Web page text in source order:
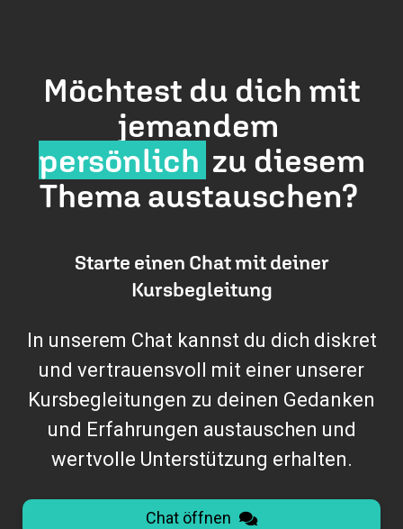
Möchtest du dich mit
jemandem
persönlich zu diesem
Thema austauschen?
Starte einen Chat mit deiner
Kursbegleitung
In unserem Chat kannst du dich diskret
und vertrauensvoll mit einer unserer
Kursbegleitungen zu deinen Gedanken
und Erfahrungen austauschen und
wertvolle Unterstützung erhalten.
Chat öffnen